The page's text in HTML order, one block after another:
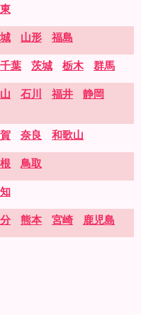
山形 福島
千葉 茨城 栃木 群馬
石川 福井
静岡
奈良 和歌山
鳥取
熊本 宮崎 鹿児島